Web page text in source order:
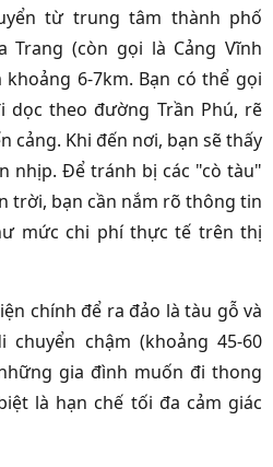
từ trung tâm thành phố
Trang (còn gọi là Cảng Vĩnh
6-7km. Bạn có thể gọi
dọc theo đường Trần Phú, rẽ
cảng. Khi đến nơi, bạn sẽ thấy
nhịp. Để tránh bị các "cò tàu"
trời, bạn cần nắm rõ thông tin
mức chi phí thực tế trên thị
chính để ra đảo là tàu gỗ và
chậm (khoảng 45-60
gia đình muốn đi thong
là hạn chế tối đa cảm giác